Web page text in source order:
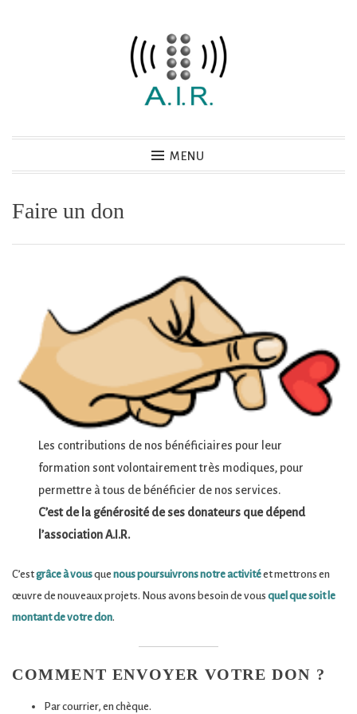
Association AIR
MENU
Faire un don
Les contributions de nos bénéficiaires pour leur
formation sont volontairement très modiques, pour
permettre à tous de bénéficier de nos services.
C’est de la générosité de ses donateurs que dépend
l’association A.I.R.
C’estgrâce à vousque nous poursuivrons notre activitéet mettrons en
œuvre de nouveaux projets. Nous avons besoin de vous quel que soit le
montant de votre don.
COMMENT ENVOYER VOTRE DON ?
Par courrier, en chèque.